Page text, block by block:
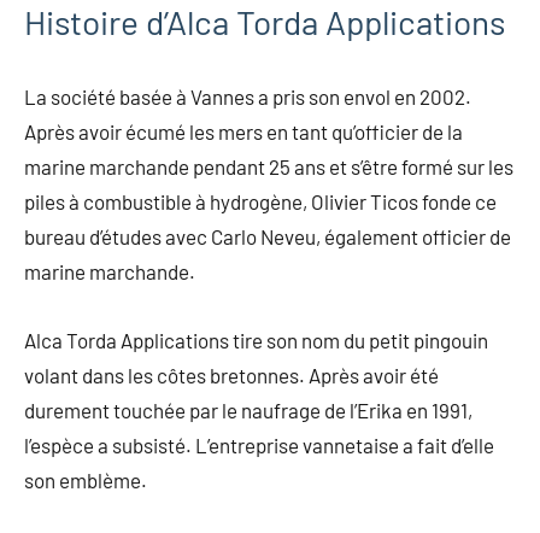
2022
Histoire d’Alca Torda Applications
La société basée à Vannes a pris son envol en 2002.
Après avoir écumé les mers en tant qu’officier de la
marine marchande pendant 25 ans et s’être formé sur les
piles à combustible à hydrogène, Olivier Ticos fonde ce
bureau d’études avec Carlo Neveu, également officier de
marine marchande.
Alca Torda Applications tire son nom du petit pingouin
volant dans les côtes bretonnes. Après avoir été
durement touchée par le naufrage de l’Erika en 1991,
l’espèce a subsisté. L’entreprise vannetaise a fait d’elle
son emblème.